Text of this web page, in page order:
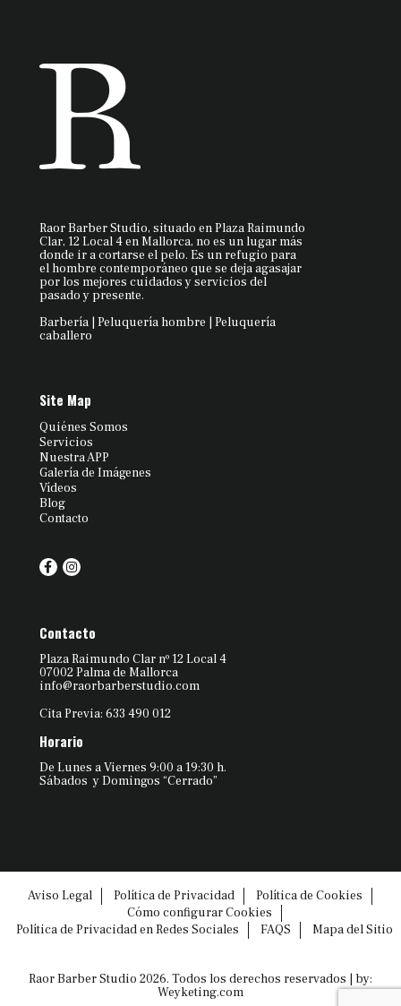
Raor Barber Studio, situado en Plaza Raimundo
Clar, 12 Local 4 en Mallorca, no es un lugar más
donde ir a cortarse el pelo. Es un refugio para
el hombre contemporáneo que se deja agasajar
por los mejores cuidados y servicios del
pasado y presente.
Barbería | Peluquería hombre | Peluquería
caballero
Site Map
Quiénes Somos
Servicios
Nuestra APP
Galería de Imágenes
Vídeos
Blog
Contacto
Contacto
Plaza Raimundo Clar nº 12 Local 4
07002 Palma de Mallorca
info@raorbarberstudio.com
Cita Previa: 633 490 012
Horario
De Lunes a Viernes 9:00 a 19:30 h.
Sábados y Domingos “Cerrado”
Aviso Legal Política de Privacidad
Política de Cookies
Cómo configurar Cookies
Política de Privacidad en Redes Sociales
FAQS Mapa del Sitio
Raor Barber Studio 2026. Todos los derechos reservados | by:
Weyketing.com